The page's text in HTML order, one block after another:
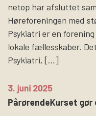
netop har afsluttet
Høreforeningen med
Psykiatri er en
lokale fællesskaber.
Psykiatri, […]
3. juni 2025
PårørendeKurset gør